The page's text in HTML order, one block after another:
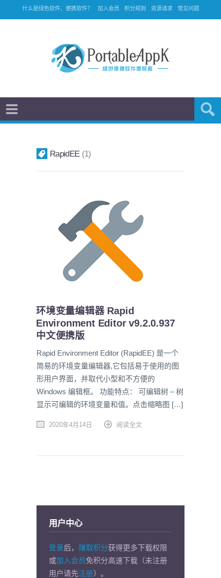
什么是绿色软件、便携软件？ 加入会员 积分规则 资源请求 常见问题
RapidEE 1
环境变量编辑器 Rapid
Environment Editor v9.2.0.937
中文便携版
Rapid Environment Editor (RapidEE) 是一个
简易的环境变量编辑器,它包括易于使用的图
形用户界面，并取代小型和不方便的
Windows 编辑框。 功能特点： 可编辑树 – 树
显示可编辑的环境变量和值。点击缩略图 […]
2020年4月14日 阅读全文
用户中心
登录后， 赚取积分获得更多下载权限
或加入会员免积分高速下载（未注册
用户请先注册）。